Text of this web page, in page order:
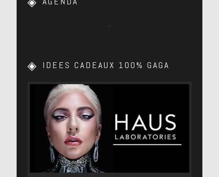
IDEES CADEAUX 100% GAGA